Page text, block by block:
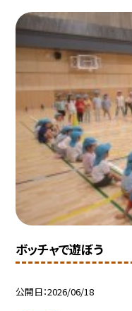
ボッチャで遊ぼう
公開日 2026/06/18